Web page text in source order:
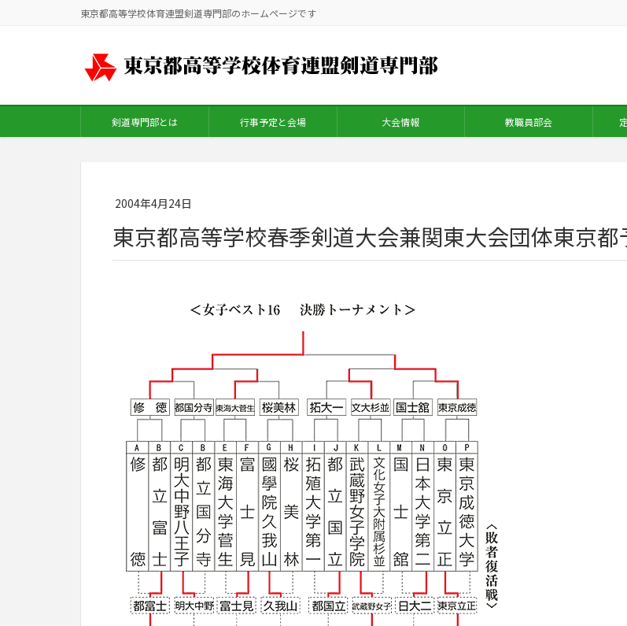
東京都高等学校体育連盟剣道専門部のホームページです
剣道専門部とは 行事予定と会場 大会情報 教職員部会
2004年4月24日
東京都高等学校春季剣道大会兼関東大会団体東京